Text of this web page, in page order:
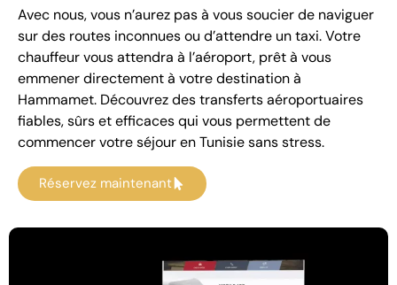
Avec nous, vous n’aurez pas à vous soucier de naviguer
sur des routes inconnues ou d’attendre un taxi. Votre
chauffeur vous attendra à l’aéroport, prêt à vous
emmener directement à votre destination à
Hammamet. Découvrez des transferts aéroportuaires
fiables, sûrs et efficaces qui vous permettent de
commencer votre séjour en Tunisie sans stress.
Réservez maintenant